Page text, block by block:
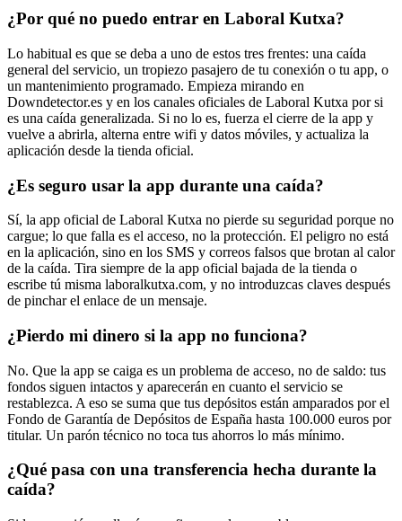
¿Por qué no puedo entrar en Laboral Kutxa?
Lo habitual es que se deba a uno de estos tres frentes: una caída
general del servicio, un tropiezo pasajero de tu conexión o tu app, o
un mantenimiento programado. Empieza mirando en
Downdetector.es y en los canales oficiales de Laboral Kutxa por si
es una caída generalizada. Si no lo es, fuerza el cierre de la app y
vuelve a abrirla, alterna entre wifi y datos móviles, y actualiza la
aplicación desde la tienda oficial.
¿Es seguro usar la app durante una caída?
Sí, la app oficial de Laboral Kutxa no pierde su seguridad porque no
cargue; lo que falla es el acceso, no la protección. El peligro no está
en la aplicación, sino en los SMS y correos falsos que brotan al calor
de la caída. Tira siempre de la app oficial bajada de la tienda o
escribe tú misma laboralkutxa.com, y no introduzcas claves después
de pinchar el enlace de un mensaje.
¿Pierdo mi dinero si la app no funciona?
No. Que la app se caiga es un problema de acceso, no de saldo: tus
fondos siguen intactos y aparecerán en cuanto el servicio se
restablezca. A eso se suma que tus depósitos están amparados por el
Fondo de Garantía de Depósitos de España hasta 100.000 euros por
titular. Un parón técnico no toca tus ahorros lo más mínimo.
¿Qué pasa con una transferencia hecha durante la
caída?